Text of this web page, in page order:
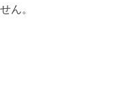
ん。